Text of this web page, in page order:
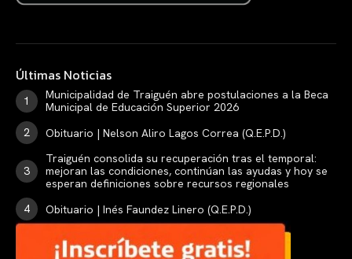
Últimas Noticias
Municipalidad de Traiguén abre postulaciones a la Beca
Municipal de Educación Superior 2026
Obituario | Nelson Aliro Lagos Correa (Q.E.P.D.)
Traiguén consolida su recuperación tras el temporal:
mejoran las condiciones, continúan las ayudas y hoy se
esperan definiciones sobre recursos regionales
Obituario | Inés Faundez Linero (Q.E.P.D.)